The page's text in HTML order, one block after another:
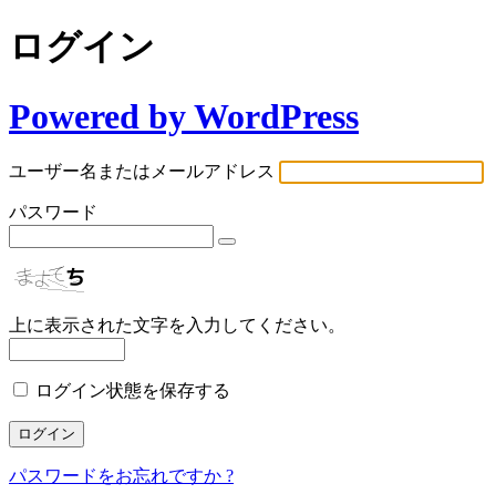
ログイン
Powered by WordPress
ユーザー名またはメールアドレス
パスワード
上に表示された文字を入力してください。
ログイン状態を保存する
パスワードをお忘れですか ?